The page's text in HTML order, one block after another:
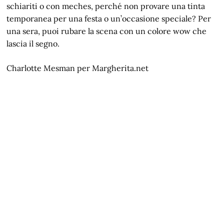
schiariti o con meches, perché non provare una tinta
temporanea per una festa o un’occasione speciale? Per
una sera, puoi rubare la scena con un colore wow che
lascia il segno.
Charlotte Mesman per Margherita.net